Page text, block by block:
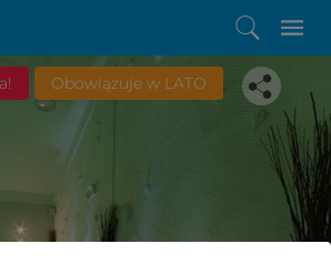
Obowiązuje w LATO
Ci się ta oferta?